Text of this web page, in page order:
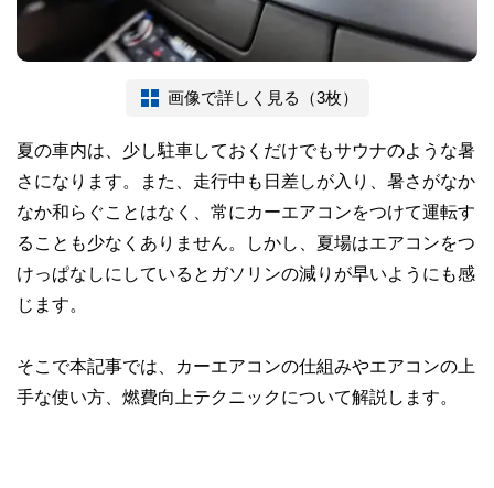
画像で詳しく見る（3枚）
夏の車内は、少し駐車しておくだけでもサウナのような暑
さになります。また、走行中も日差しが入り、暑さがなか
なか和らぐことはなく、常にカーエアコンをつけて運転す
ることも少なくありません。しかし、夏場はエアコンをつ
けっぱなしにしているとガソリンの減りが早いようにも感
じます。
そこで本記事では、カーエアコンの仕組みやエアコンの上
手な使い方、燃費向上テクニックについて解説します。